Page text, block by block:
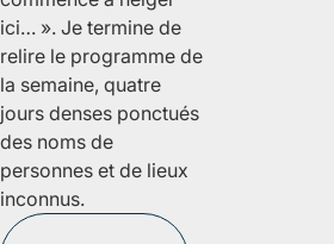
ici… ». Je termine de
relire le programme de
la semaine, quatre
jours denses ponctués
des noms de
personnes et de lieux
inconnus.